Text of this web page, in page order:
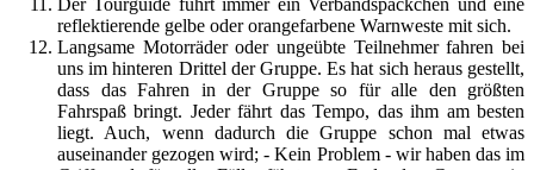
reflektierende gelbe oder orangefarbene Warnweste mit sich.
Langsame Motorräder oder ungeübte Teilnehmer fahren bei
uns im hinteren Drittel der Gruppe. Es hat sich heraus gestellt,
dass das Fahren in der Gruppe so für alle den größten
Fahrspaß bringt. Jeder fährt das Tempo, das ihm am besten
liegt. Auch, wenn dadurch die Gruppe schon mal etwas
auseinander gezogen wird; - Kein Problem - wir haben das im